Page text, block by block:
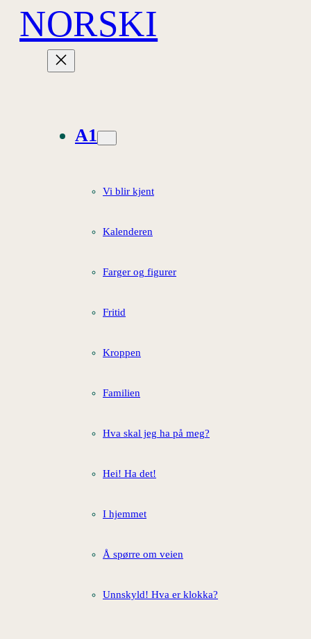
Hopp
innhold
NORSKI
A1
Vi blir kjent
Kalenderen
Farger og figurer
Fritid
Kroppen
Familien
Hva skal jeg ha på meg?
Hei! Ha det!
I hjemmet
Å spørre om veien
Unnskyld! Hva er klokka?